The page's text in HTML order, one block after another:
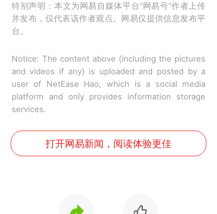
特别声明：本文为网易自媒体平台“网易号”作者上传
并发布，仅代表该作者观点。网易仅提供信息发布平
台。
Notice: The content above (including the pictures
and videos if any) is uploaded and posted by a
user of NetEase Hao, which is a social media
platform and only provides information storage
services.
打开网易新闻，阅读体验更佳